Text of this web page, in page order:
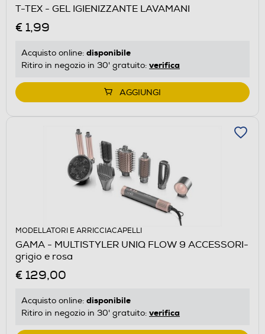
T-TEX - GEL IGIENIZZANTE LAVAMANI
€ 1,99
Acquisto online: disponibile
Ritiro in negozio in 30' gratuito: verifica
AGGIUNGI
MODELLATORI E ARRICCIACAPELLI
GAMA - MULTISTYLER UNIQ FLOW 9 ACCESSORI-
grigio e rosa
€ 129,00
Acquisto online: disponibile
Ritiro in negozio in 30' gratuito: verifica